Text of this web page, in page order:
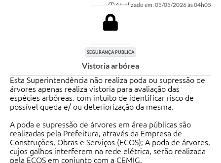
Atualizado em: 05/05/2026 às 04h05
SEGURANÇA PÚBLICA
Vistoria arbórea
Esta Superintendência não realiza poda ou supressão de
árvores apenas realiza vistoria para avaliação das
espécies arbóreas. com intuito de identificar risco de
possível queda e/ ou deteriorização da mesma.
A poda e supressão de árvores em área públicas são
realizadas pela Prefeitura, através da Empresa de
Construções, Obras e Serviços (ECOS); A poda de árvores,
cujos galhos interferem na rede elétrica, serão realizada
pela ECOS em conjunto com a CEMIG.